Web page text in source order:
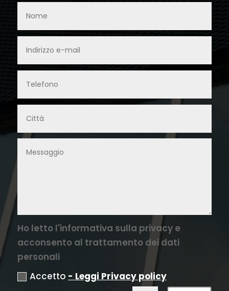
Ho letto l'informativa sulla privacy e
acconsento al trattamento dei dati
personali
Accetto - Leggi Privacy policy